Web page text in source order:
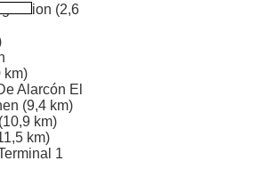
(2,6
km)
Alarcón El
(9,4 km)
(10,9 km)
km)
1